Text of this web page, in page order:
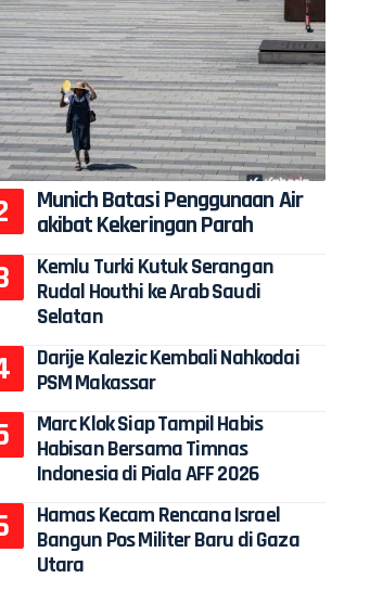
Munich Batasi Penggunaan Air
akibat Kekeringan Parah
Kemlu Turki Kutuk Serangan
Rudal Houthi ke Arab Saudi
Selatan
Darije Kalezic Kembali Nahkodai
PSM Makassar
Marc Klok Siap Tampil Habis
Habisan Bersama Timnas
Indonesia di Piala AFF 2026
Hamas Kecam Rencana Israel
Bangun Pos Militer Baru di Gaza
Utara